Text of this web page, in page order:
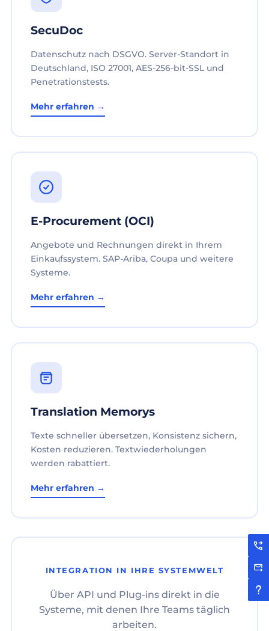
SecuDoc
Datenschutz nach DSGVO. Server-Standort in
Deutschland, ISO 27001, AES-256-bit-SSL und
Penetrationstests.
Mehr erfahren →
E-Procurement (OCI)
Angebote und Rechnungen direkt in Ihrem
Einkaufssystem. SAP-Ariba, Coupa und weitere
Systeme.
Mehr erfahren →
Translation Memorys
Texte schneller übersetzen, Konsistenz sichern,
Kosten reduzieren. Textwiederholungen
werden rabattiert.
Mehr erfahren →
INTEGRATION IN IHRE SYSTEMWELT
Über API und Plug-ins direkt in die
Systeme, mit denen Ihre Teams täglich
arbeiten.